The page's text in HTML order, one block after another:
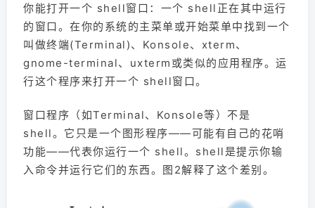
你能打开一个 shell窗口：一个 shell正在其中运行
的窗口。在你的系统的主菜单或开始菜单中找到一个
叫做终端(Terminal)、Konsole、xterm、
gnome-terminal、uxterm或类似的应用程序。运
行这个程序来打开一个 shell窗口。
窗口程序（如Terminal、Konsole等）不是
shell。它只是一个图形程序——可能有自己的花哨
功能——代表你运行一个 shell。shell是提示你输
入命令并运行它们的东西。图2解释了这个差别。